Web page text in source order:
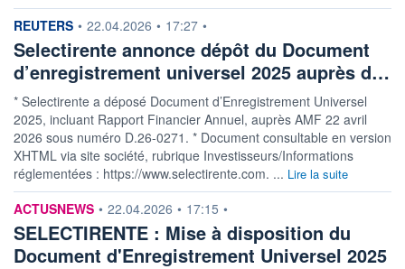
information fournie par
REUTERS • 22.04.2026 • 17:27 •
Selectirente annonce dépôt du Document
d’enregistrement universel 2025 auprès d…
* Selectirente a déposé Document d’Enregistrement Universel
2025, incluant Rapport Financier Annuel, auprès AMF 22 avril
2026 sous numéro D.26-0271. * Document consultable en version
XHTML via site société, rubrique Investisseurs/Informations
réglementées : https://www.selectirente.com. ... Lire la suite
information fournie par
ACTUSNEWS • 22.04.2026 • 17:15 •
SELECTIRENTE : Mise à disposition du
Document d'Enregistrement Universel 2025